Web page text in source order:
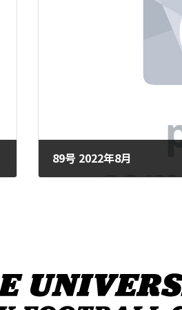
89号 2022年8月
2024年7月23日